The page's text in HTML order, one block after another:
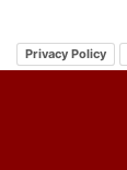
Privacy Policy